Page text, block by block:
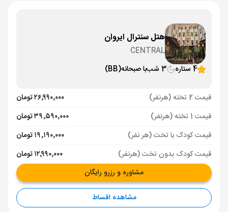
هتل سنترال ایروان
CENTRAL
4 ستاره
3 شب با صبحانه(BB)
قیمت 2 تخته (هرنفر)
۲۶٬۹۹۰٬۰۰۰ تومان
قیمت 1 تخته (هرنفر)
۳۹٬۵۹۰٬۰۰۰ تومان
قیمت کودک با تخت (هر نفر)
۱۹٬۱۹۰٬۰۰۰ تومان
قیمت کودک بدون تخت (هرنفر)
۱۲٬۹۹۰٬۰۰۰ تومان
مشاوره و رزرو رایگان
مشاهده اقساط